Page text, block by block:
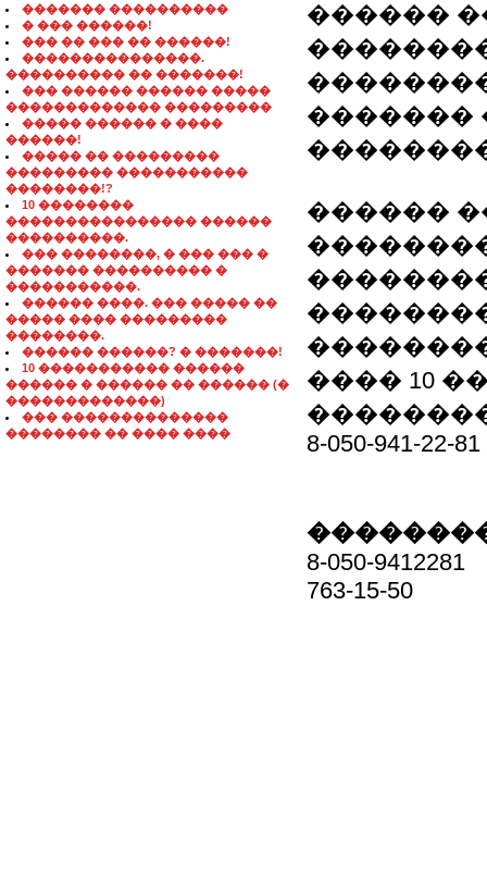
������� ����������
� ��� ������!
��� �� ��� �� ������!
���������������.
���������� �� �������!
��� ������ ������ �����
������������� ���������
����� ������ � ����
������!
����� �� ���������
��������� �����������
��������!?
10 ��������
���������������� ������
����������.
��� ��������, � ��� ��� �
������� ���������� �
�����������.
������ ����. ��� ����� ��
����� ���� ���������
��������.
������ ������? � �������!
10 ����������� ������
������ � ������ �� ������ (�
�������������)
��� ��������������
�������� �� ���� ����
������
�������
������
���� 10
8-050-941-22-81
8-050-9412281
763-15-50